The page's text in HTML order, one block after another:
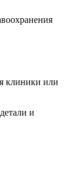
клиники или
и